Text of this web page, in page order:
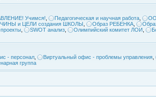
Учимся! Педагогическая и научная работа
и ЦЕЛИ создания ШКОЛЫ Образ РЕБЕНКА
SWOT анализ Олимпийский комитет ЛОИ
- персонал Виртуальный офис - проблемы управления
группа